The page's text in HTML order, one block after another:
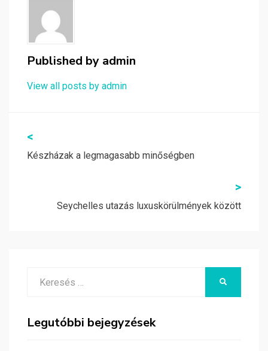
Published by admin
View all posts by admin
Bejegyzés
navigáció
<
Készházak a legmagasabb minőségben
>
Seychelles utazás luxuskörülmények között
Legutóbbi bejegyzések